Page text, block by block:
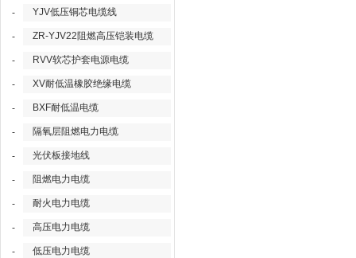
- YJV低压铜芯电缆线
- ZR-YJV22阻燃高压铠装电缆
- RVV软芯护套电源电缆
- XV耐低温橡胶绝缘电缆
- BXF耐低温电缆
- 隔氧层阻燃电力电缆
- 光伏板接地线
- 阻燃电力电缆
- 耐火电力电缆
- 高压电力电缆
- 低压电力电缆